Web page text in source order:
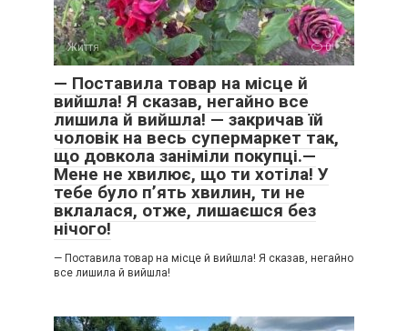
Життя 0
— Поставила товар на місце й
вийшла! Я сказав, негайно все
лишила й вийшла! — закричав їй
чоловік на весь супермаркет так,
що довкола заніміли покупці.—
Мене не хвилює, що ти хотіла! У
тебе було п’ять хвилин, ти не
вклалася, отже, лишаєшся без
нічого!
— Поставила товар на місце й вийшла! Я сказав, негайно
все лишила й вийшла!